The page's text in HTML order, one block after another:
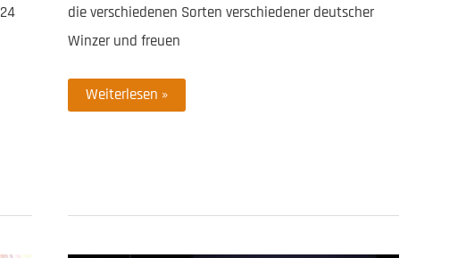
die verschiedenen Sorten verschiedener deutscher
Winzer und freuen
Nachhaltigen
Wein
Weiterlesen »